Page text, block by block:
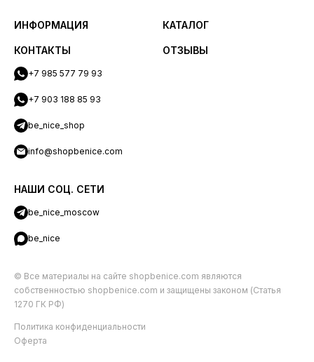
ИНФОРМАЦИЯ КАТАЛОГ
КОНТАКТЫ
+7 985 577 79 93
+7 903 188 85 93
be_nice_shop
info@shopbenice.com
НАШИ СОЦ. СЕТИ
be_nice_moscow
be_nice
ОТЗЫВЫ
© Все материалы на сайте shopbenice.com являются
собственностью shopbenice.com и защищены законом (Статья
1270 ГК РФ)
Политика конфиденциальности
Оферта